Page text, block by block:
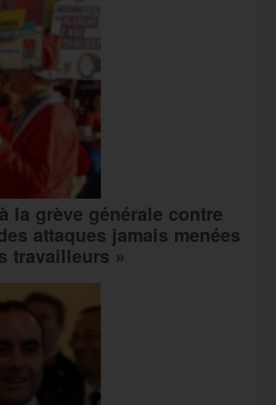
la grève générale contre
attaques jamais menées
travailleurs »